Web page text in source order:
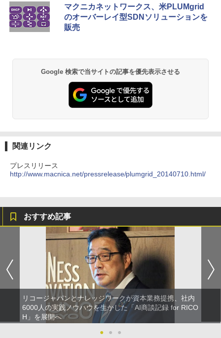
マクニカネットワークス、米PLUMgrid
のオーバーレイ型SDNソリューションを
販売
Google 検索で当サイトの記事を優先表示させる
関連リンク
プレスリリース
http://www.macnica.net/pressrelease/plumgrid_20140710.html/
おすすめ記事
リコージャパンとナレッジワークが資本業務提携、社内
6000人の実践ノウハウを生かした「AI商談記録 for RICO
H」を展開へ
●
● ●